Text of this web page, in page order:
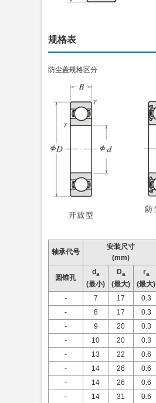
规格表
防尘盖规格区分
轴承代号
安装尺寸
(mm)
圆锥孔
da
(最小)
Da
(最大)
ra
(最大)
- 7 17 0.3
-
8 17 0.3
-
9 20 0.3
-
10 20 0.3
-
13 22 0.6
-
14 26 0.6
-
14 26 0.6
-
14 31 0.6